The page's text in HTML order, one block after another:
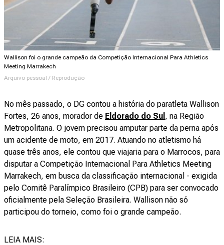
Wallison foi o grande campeão da Competição Internacional Para Athletics
Meeting Marrakech
Arquivo pessoal / Reprodução
No mês passado, o DG contou a história do paratleta Wallison
Fortes, 26 anos, morador de Eldorado do Sul , na Região
Metropolitana. O jovem precisou amputar parte da perna após
um acidente de moto, em 2017. Atuando no atletismo há
quase três anos, ele contou que viajaria para o Marrocos, para
disputar a Competição Internacional Para Athletics Meeting
Marrakech, em busca da classificação internacional - exigida
pelo Comitê Paralímpico Brasileiro (CPB) para ser convocado
oficialmente pela Seleção Brasileira. Wallison não só
participou do torneio, como foi o grande campeão.
LEIA MAIS: